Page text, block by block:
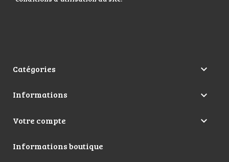
Catégories 
Informations 
Votre compte 
Informations boutique